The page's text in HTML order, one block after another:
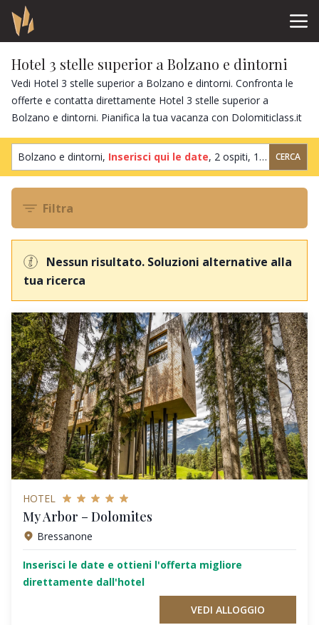
Hotel 3 stelle superior a Bolzano e dintorni
Vedi Hotel 3 stelle superior a Bolzano e dintorni. Confronta le
offerte e contatta direttamente Hotel 3 stelle superior a
Bolzano e dintorni. Pianifica la tua vacanza con Dolomiticlass.it
Bolzano e dintorni, Inserisci qui le date, 2 ospiti, 1 camera CERCA
Filtra
Nessun risultato. Soluzioni alternative alla
tua ricerca
HOTEL
My Arbor – Dolomites
Bressanone
Inserisci le date e ottieni l'offerta migliore
direttamente dall'hotel
VEDI ALLOGGIO